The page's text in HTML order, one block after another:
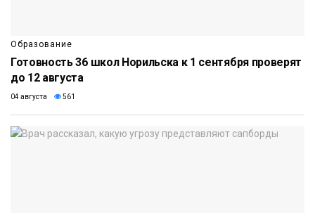
Образование
Готовность 36 школ Норильска к 1 сентября проверят
до 12 августа
04 августа 561